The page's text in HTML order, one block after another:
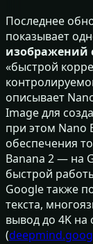
Последнее
показывает
изображений
«быстрой
описывает
Image для
при этом Nano
обеспечения
Banana 2 — на
быстрой
Google также
текста,
вывод до 4K на
(